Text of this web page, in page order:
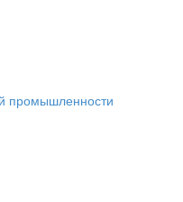
промышленности